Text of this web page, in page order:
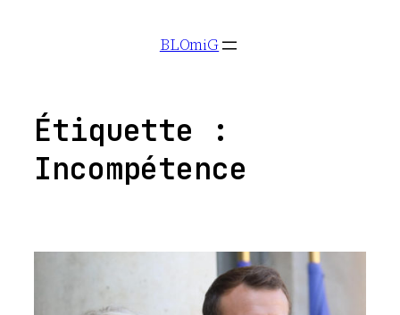
BLOmiG
Étiquette :
Incompétence